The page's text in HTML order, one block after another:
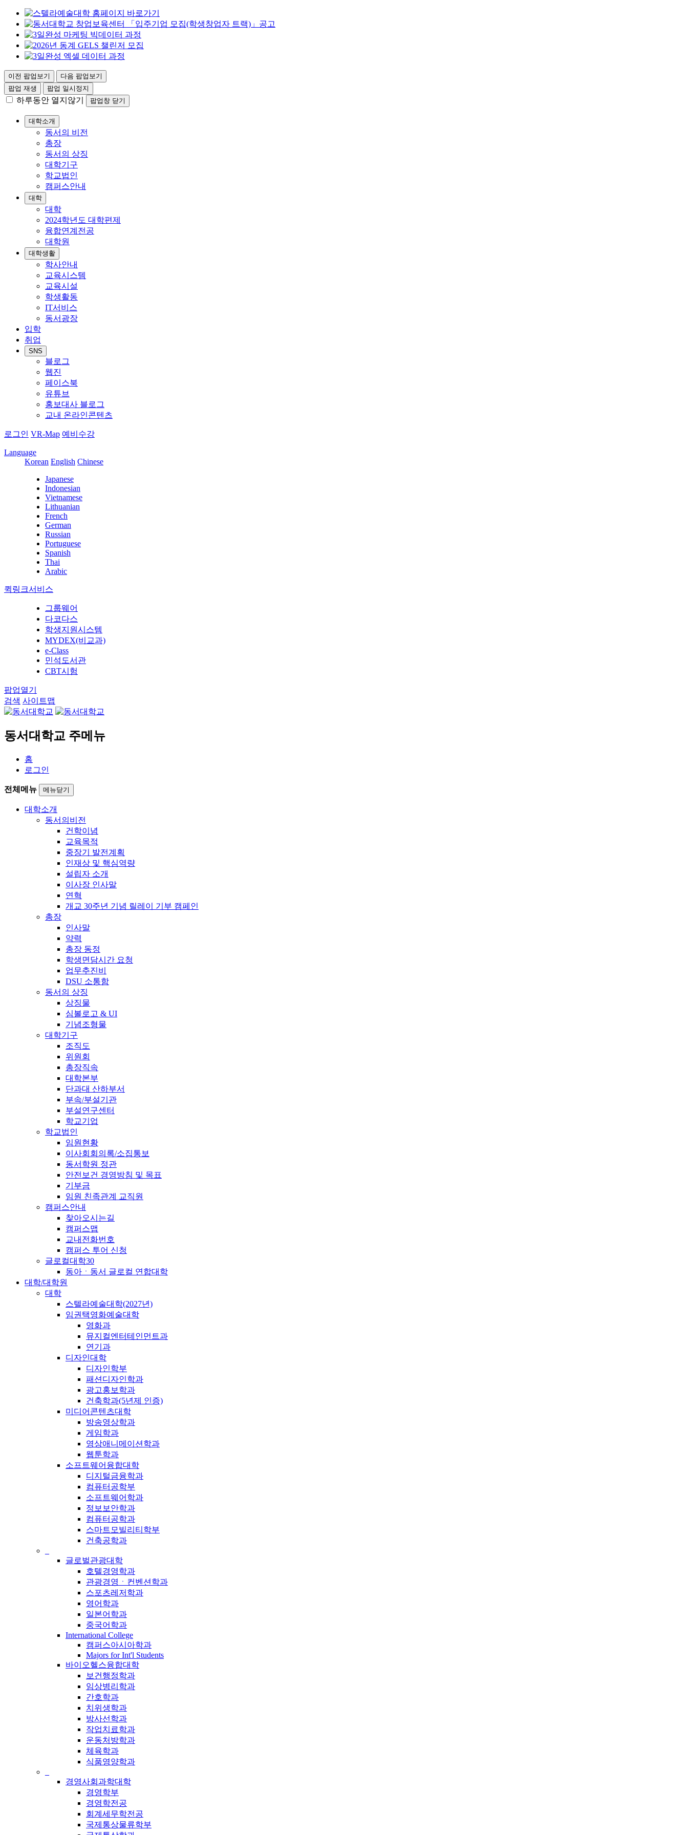
이전 팝업보기
다음 팝업보기
팝업 재생
팝업 일시정지
하루동안 열지않기 팝업창 닫기
대학소개
동서의 비전
총장
동서의 상징
대학기구
학교법인
캠퍼스안내
대학
대학
2024학년도 대학편제
융합연계전공
대학원
대학생활
학사안내
교육시스템
교육시설
학생활동
IT서비스
동서광장
입학
취업
SNS
블로그
웹진
페이스북
유튜브
홍보대사 블로그
교내 온라인콘텐츠
로그인 VR-Map 예비수강
Language
Korean English Chinese
Japanese
Indonesian
Vietnamese
Lithuanian
French
German
Russian
Portuguese
Spanish
Thai
Arabic
퀵링크서비스
그룹웨어
다코다스
학생지원시스템
MYDEX(비교과)
e-Class
민석도서관
CBT시험
팝업열기
검색 사이트맵
동서대학교 주메뉴
홈
로그인
전체메뉴 메뉴닫기
대학소개
동서의비전
건학이념
교육목적
중장기 발전계획
인재상 및 핵심역량
설립자 소개
이사장 인사말
연혁
개교 30주년 기념 릴레이 기부 캠페인
총장
인사말
약력
총장 동정
학생면담시간 요청
업무추진비
DSU 소통함
동서의 상징
상징물
심볼로고 & UI
기념조형물
대학기구
조직도
위원회
총장직속
대학본부
단과대 산하부서
부속/부설기관
부설연구센터
학교기업
학교법인
임원현황
이사회회의록/소집통보
동서학원 정관
안전보건 경영방침 및 목표
기부금
임원 친족관계 교직원
캠퍼스안내
찾아오시는길
캠퍼스맵
교내전화번호
캠퍼스 투어 신청
글로컬대학30
동아ㆍ동서 글로컬 연합대학
대학/대학원
대학
스텔라예술대학(2027년)
임권택영화예술대학
영화과
뮤지컬엔터테인먼트과
연기과
디자인대학
디자인학부
패션디자인학과
광고홍보학과
건축학과(5년제 인증)
미디어콘텐츠대학
방송영상학과
게임학과
영상애니메이션학과
웹툰학과
소프트웨어융합대학
디지털금융학과
컴퓨터공학부
소프트웨어학과
정보보안학과
컴퓨터공학과
스마트모빌리티학부
건축공학과
글로벌관광대학
호텔경영학과
관광경영ㆍ컨벤션학과
스포츠레저학과
영어학과
일본어학과
중국어학과
International College
캠퍼스아시아학과
Majors for Int'l Students
바이오헬스융합대학
보건행정학과
임상병리학과
간호학과
치위생학과
방사선학과
작업치료학과
운동처방학과
체육학과
식품영양학과
경영사회과학대학
경영학부
경영학전공
회계세무학전공
국제통상물류학부